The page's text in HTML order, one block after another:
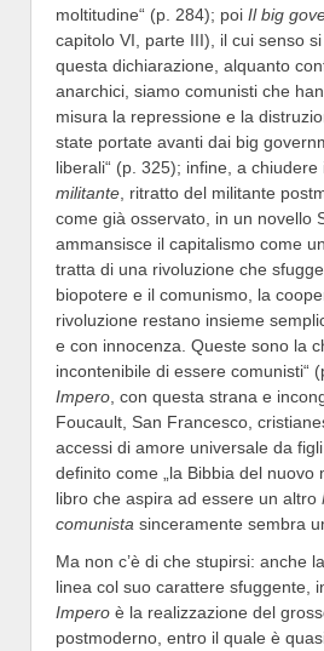
moltitudine“ (p. 284); poi Il big
capitolo VI, parte III), il cui senso
questa dichiarazione, alquanto
anarchici, siamo comunisti che
misura la repressione e la
state portate avanti dai big
liberali“ (p. 325); infine, a
militante , ritratto del militante
come già osservato, in un novello
ammansisce il capitalismo come
tratta di una rivoluzione che
biopotere e il comunismo, la
rivoluzione restano insieme
e con innocenza. Queste sono la
incontenibile di essere comunisti“
Impero , con questa strana e
Foucault, San Francesco,
accessi di amore universale da
definito come „la Bibbia del nuovo
libro che aspira ad essere un altro
comunista sinceramente sembra
Ma non c’è di che stupirsi: anche
linea col suo carattere sfuggente,
Impero è la realizzazione del
postmoderno, entro il quale è